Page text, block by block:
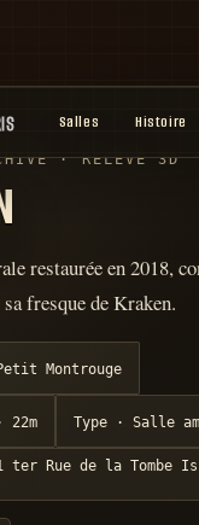
Salles Histoire
· RELEVÉ 3D
restaurée en 2018,
fresque de Kraken.
Montrouge
22m Type ·Salle
ter Rue de la Tombe